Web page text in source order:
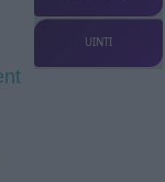
UINTI